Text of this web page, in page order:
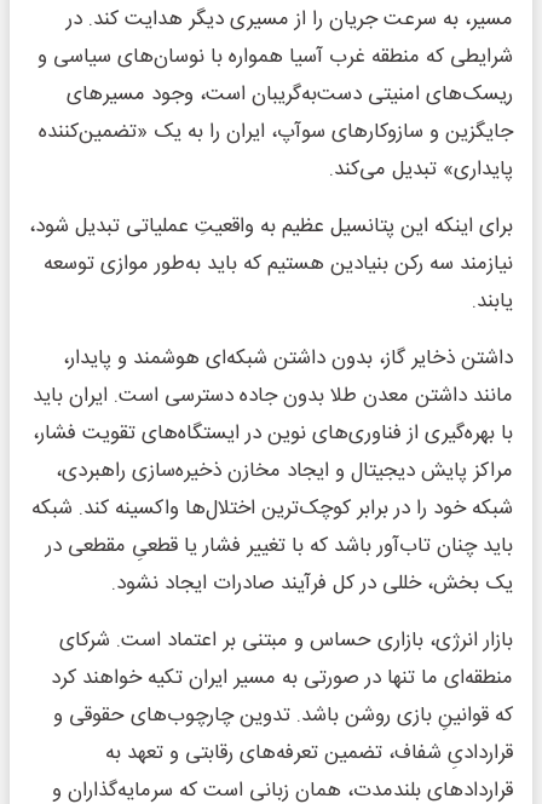
مسیر، به سرعت جریان را از مسیری دیگر هدایت کند. در
شرایطی که منطقه غرب آسیا همواره با نوسان‌های سیاسی و
ریسک‌های امنیتی دست‌به‌گریبان است، وجود مسیرهای
جایگزین و سازوکارهای سوآپ، ایران را به یک «تضمین‌کننده
پایداری» تبدیل می‌کند.
برای اینکه این پتانسیل عظیم به واقعیتِ عملیاتی تبدیل شود،
نیازمند سه رکن بنیادین هستیم که باید به‌طور موازی توسعه
یابند.
داشتن ذخایر گاز، بدون داشتن شبکه‌ای هوشمند و پایدار،
مانند داشتن معدن طلا بدون جاده دسترسی است. ایران باید
با بهره‌گیری از فناوری‌های نوین در ایستگاه‌های تقویت فشار،
مراکز پایش دیجیتال و ایجاد مخازن ذخیره‌سازی راهبردی،
شبکه خود را در برابر کوچک‌ترین اختلال‌ها واکسینه کند. شبکه
باید چنان تاب‌آور باشد که با تغییر فشار یا قطعیِ مقطعی در
یک بخش، خللی در کل فرآیند صادرات ایجاد نشود.
بازار انرژی، بازاری حساس و مبتنی بر اعتماد است. شرکای
منطقه‌ای ما تنها در صورتی به مسیر ایران تکیه خواهند کرد
که قوانینِ بازی روشن باشد. تدوین چارچوب‌های حقوقی و
قراردادیِ شفاف، تضمین تعرفه‌های رقابتی و تعهد به
قراردادهای بلندمدت، همان زبانی است که سرمایه‌گذاران و